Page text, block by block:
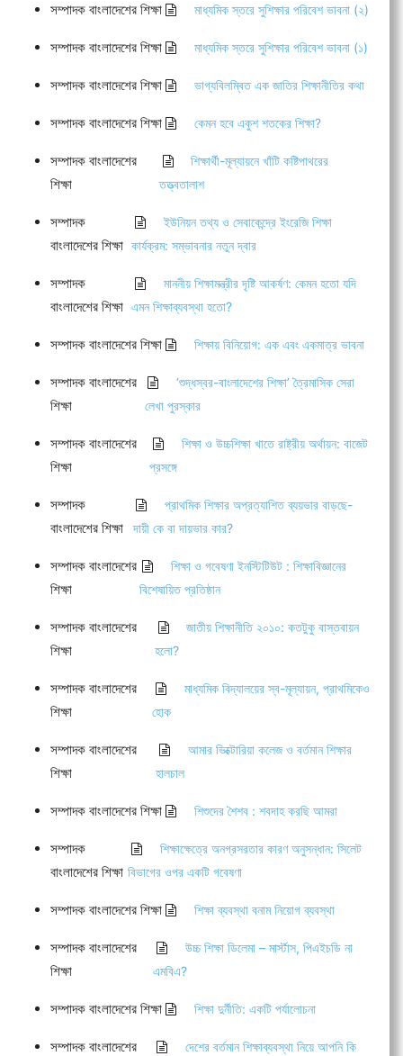
সম্পাদক বাংলাদেশের শিক্ষা মাধ্যমিক স্তরে সুশিক্ষার পরিবেশ ভাবনা (২)
সম্পাদক বাংলাদেশের শিক্ষা মাধ্যমিক স্তরে সুশিক্ষার পরিবেশ ভাবনা (১)
সম্পাদক বাংলাদেশের শিক্ষা ভাগ্যবিলম্বিত এক জাতির শিক্ষানীতির কথা
সম্পাদক বাংলাদেশের শিক্ষা কেমন হবে একুশ শতকের শিক্ষা?
সম্পাদক বাংলাদেশের
শিক্ষা
শিক্ষার্থী-মূল্যায়নে খাঁটি কষ্টিপাথরের
তত্ত্বতালাশ
সম্পাদক
বাংলাদেশের শিক্ষা
ইউনিয়ন তথ্য ও সেবাকেন্দ্রে ইংরেজি শিক্ষা
কার্যক্রম: সম্ভাবনার নতুন দ্বার
সম্পাদক
বাংলাদেশের শিক্ষা
মাননীয় শিক্ষামন্ত্রীর দৃষ্টি আকর্ষণ: কেমন হতো যদি
এমন শিক্ষাব্যবস্থা হতো?
সম্পাদক বাংলাদেশের শিক্ষা শিক্ষায় বিনিয়োগ: এক এবং একমাত্র ভাবনা
সম্পাদক বাংলাদেশের
শিক্ষা
‘শুদ্ধস্বর-বাংলাদেশের শিক্ষা’ ত্রৈমাসিক সেরা
লেখা পুরস্কার
সম্পাদক বাংলাদেশের
শিক্ষা
শিক্ষা ও উচ্চশিক্ষা খাতে রাষ্ট্রীয় অর্থায়ন: বাজেট
প্রসঙ্গে
সম্পাদক
বাংলাদেশের শিক্ষা
প্রাথমিক শিক্ষার অপ্রত্যাশিত ব্যয়ভার বাড়ছে-
দায়ী কে বা দায়ভার কার?
সম্পাদক বাংলাদেশের
শিক্ষা
শিক্ষা ও গবেষণা ইনস্টিটিউট : শিক্ষাবিজ্ঞানের
বিশেষায়িত প্রতিষ্ঠান
সম্পাদক বাংলাদেশের
শিক্ষা
জাতীয় শিক্ষানীতি ২০১০: কতটুকু বাস্তবায়ন
হলো?
সম্পাদক বাংলাদেশের
শিক্ষা
মাধ্যমিক বিদ্যালয়ের স্ব-মূল্যায়ন, প্রাথমিকেও
হোক
সম্পাদক বাংলাদেশের
শিক্ষা
আমার ভিক্টোরিয়া কলেজ ও বর্তমান শিক্ষার
হালচাল
সম্পাদক বাংলাদেশের শিক্ষা শিশুদের শৈশব : শবদাহ করছি আমরা
সম্পাদক
বাংলাদেশের শিক্ষা
শিক্ষাক্ষেত্রে অনগ্রসরতার কারণ অনুসন্ধান: সিলেট
বিভাগের ওপর একটি গবেষণা
সম্পাদক বাংলাদেশের শিক্ষা শিক্ষা ব্যবস্থা বনাম নিয়োগ ব্যবস্থা
সম্পাদক বাংলাদেশের
শিক্ষা
উচ্চ শিক্ষা ডিলেমা – মার্স্টাস, পিএইচডি না
এমবিএ?
সম্পাদক বাংলাদেশের শিক্ষা শিক্ষা দুর্নীতি: একটি পর্যালোচনা
সম্পাদক বাংলাদেশের
দেশের বর্তমান শিক্ষাব্যবস্থা নিয়ে আপনি কি